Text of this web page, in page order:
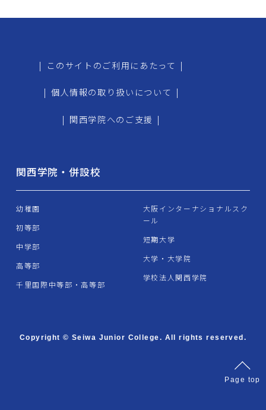
| このサイトのご利用にあたって |
| 個人情報の取り扱いについて |
| 関西学院へのご支援 |
関西学院・併設校
幼稚園
初等部
中学部
高等部
千里国際中等部・高等部
大阪インターナショナルスク
ール
短期大学
大学・大学院
学校法人関西学院
Copyright © Seiwa Junior College. All rights reserved.